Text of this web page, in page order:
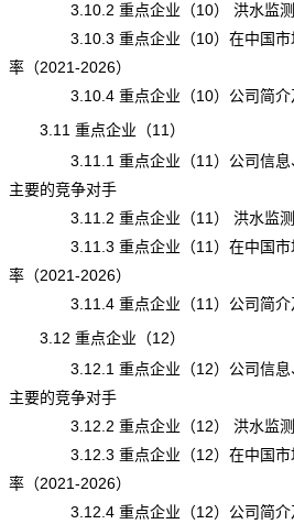
3.10.2 重点企业（10） 洪水监测
3.10.3 重点企业（10）在中国市场
率（2021-2026）
3.10.4 重点企业（10）公司简介
3.11 重点企业（11）
3.11.1 重点企业（11）公司信息、
主要的竞争对手
3.11.2 重点企业（11） 洪水监测
3.11.3 重点企业（11）在中国市场
率（2021-2026）
3.11.4 重点企业（11）公司简介
3.12 重点企业（12）
3.12.1 重点企业（12）公司信息、
主要的竞争对手
3.12.2 重点企业（12） 洪水监测
3.12.3 重点企业（12）在中国市场
率（2021-2026）
3.12.4 重点企业（12）公司简介